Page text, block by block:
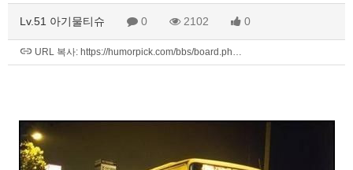
Lv.51 아기물티슈 0 2102 0
URL 복사: https://humorpick.com/bbs/board.ph…